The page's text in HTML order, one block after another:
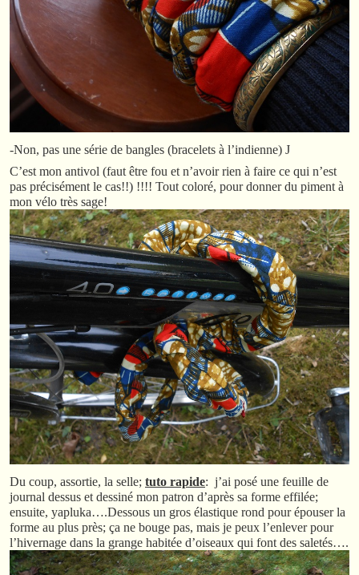
-Non, pas une série de bangles (bracelets à l’indienne) J
C’est mon antivol (faut être fou et n’avoir rien à faire ce qui n’est
pas précisément le cas!!) !!!! Tout coloré, pour donner du piment à
mon vélo très sage!
Du coup, assortie, la selle; tuto rapide: j’ai posé une feuille de
journal dessus et dessiné mon patron d’après sa forme effilée;
ensuite, yapluka….Dessous un gros élastique rond pour épouser la
forme au plus près; ça ne bouge pas, mais je peux l’enlever pour
l’hivernage dans la grange habitée d’oiseaux qui font des saletés….